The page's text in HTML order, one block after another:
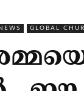
GLOBAL